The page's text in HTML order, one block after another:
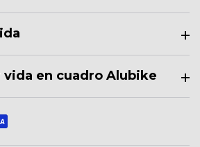
vida en cuadro Alubike